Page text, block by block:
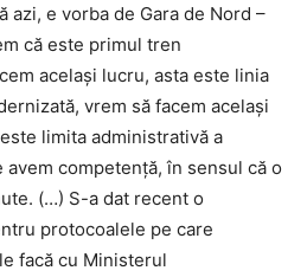
azi, e vorba de Gara de Nord –
că este primul tren
acelaşi lucru, asta este linia
vrem să facem acelaşi
limita administrativă a
competenţă, în sensul că o
(…) S-a dat recent o
protocoalele pe care
facă cu Ministerul